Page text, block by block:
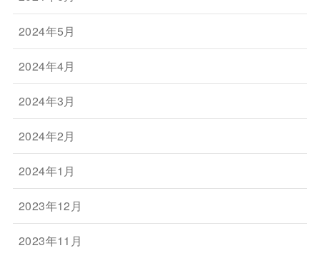
2024年5月
2024年4月
2024年3月
2024年2月
2024年1月
2023年12月
2023年11月